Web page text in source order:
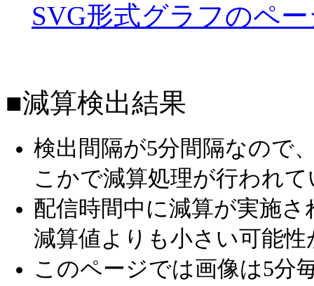
SVG形式グラフのペ
■減算検出結果
検出間隔が5分間隔なので
こかで減算処理が行われ
配信時間中に減算が実施
減算値よりも小さい可能
このページでは画像は5分